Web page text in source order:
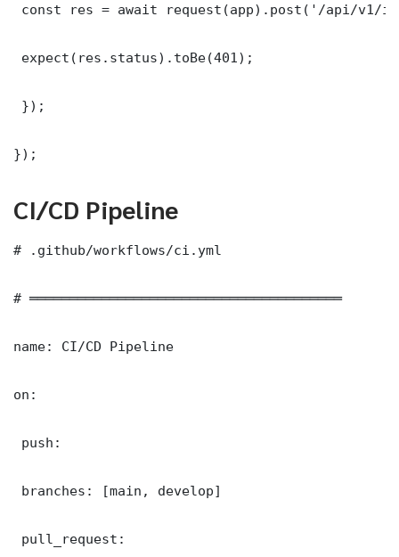
const res = await request(app).post('/api/v1/
expect(res.status).toBe(401);
});
});
CI/CD Pipeline
# .github/workflows/ci.yml
# ═══════════════════════════════════════
name: CI/CD Pipeline
on:
push:
branches: [main, develop]
pull_request: